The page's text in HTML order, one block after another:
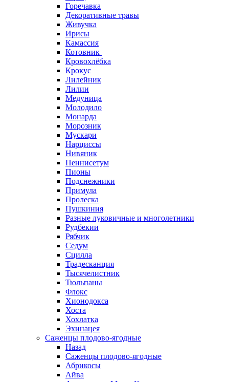
Горечавка
Декоративные травы
Живучка
Ирисы
Камассия
Котовник
Кровохлёбка
Крокус
Лилейник
Лилии
Медуница
Молодило
Монарда
Морозник
Мускари
Нарциссы
Нивяник
Пеннисетум
Пионы
Подснежники
Примула
Пролеска
Пушкиния
Разные луковичные и многолетники
Рудбекии
Рябчик
Седум
Сцилла
Традесканция
Тысячелистник
Тюльпаны
Флокс
Хионодокса
Хоста
Хохлатка
Эхинацея
Саженцы плодово-ягодные
Назад
Саженцы плодово-ягодные
Абрикосы
Айва